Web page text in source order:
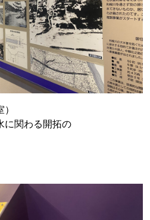
に関わる開拓の